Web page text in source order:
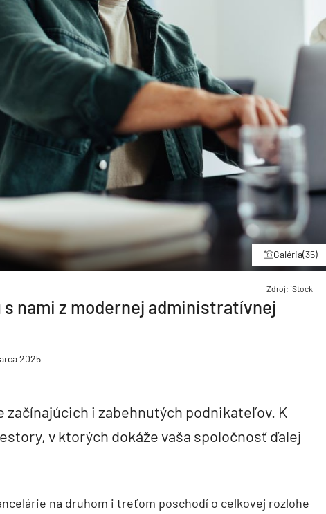
Galéria(35)
Zdroj: iStock
nami z modernej administratívnej
2025
začínajúcich i zabehnutých podnikateľov. K
v ktorých dokáže vaša spoločnosť ďalej
na druhom i treťom poschodí o celkovej rozlohe